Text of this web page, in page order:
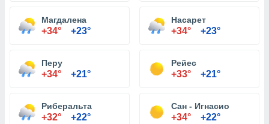
Магдалена
+34° +23°
Насарет
+34° +23°
Перу
+34° +21°
Рейес
+33° +21°
Риберальта
+32° +22°
Сан - Игнасио
+34° +22°